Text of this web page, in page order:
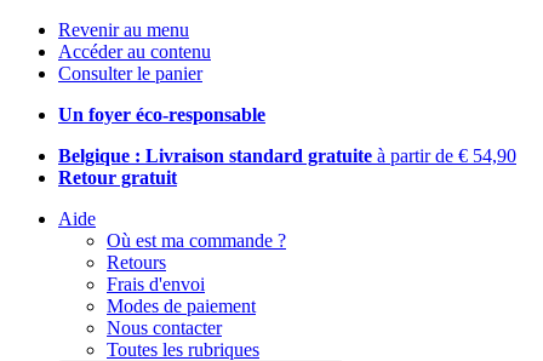
Revenir au menu
Accéder au contenu
Consulter le panier
Un foyer éco-responsable
Belgique : Livraison standard gratuite à partir de € 54,90
Retour gratuit
Aide
Où est ma commande ?
Retours
Frais d'envoi
Modes de paiement
Nous contacter
Toutes les rubriques